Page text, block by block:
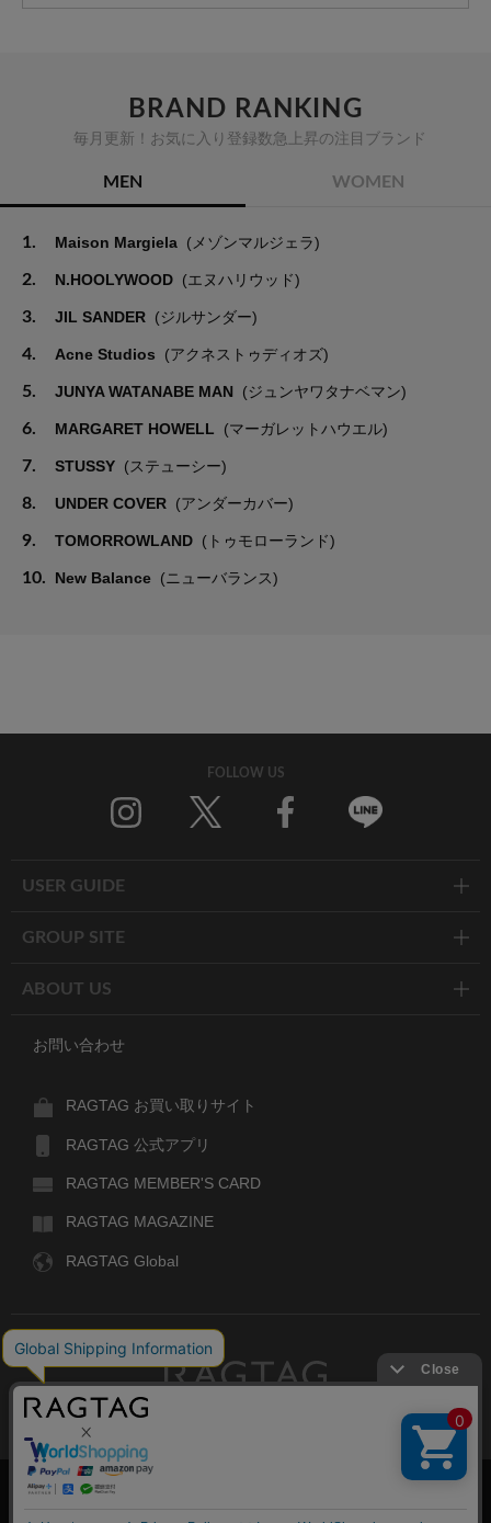
BRAND RANKING
毎月更新！お気に入り登録数急上昇の注目ブランド
MEN WOMEN
1. Maison Margiela (メゾンマルジェラ)
2. N.HOOLYWOOD (エヌハリウッド)
3. JIL SANDER (ジルサンダー)
4. Acne Studios (アクネストゥディオズ)
5. JUNYA WATANABE MAN (ジュンヤワタナベマン)
6. MARGARET HOWELL (マーガレットハウエル)
7. STUSSY (ステューシー)
8. UNDER COVER (アンダーカバー)
9. TOMORROWLAND (トゥモローランド)
10. New Balance (ニューバランス)
FOLLOW US
USER GUIDE
GROUP SITE
ABOUT US
お問い合わせ
RAGTAG お買い取りサイト
RAGTAG 公式アプリ
RAGTAG MEMBER'S CARD
RAGTAG MAGAZINE
RAGTAG Global
デザイナーズブランドのユーズド・セレクトショップ